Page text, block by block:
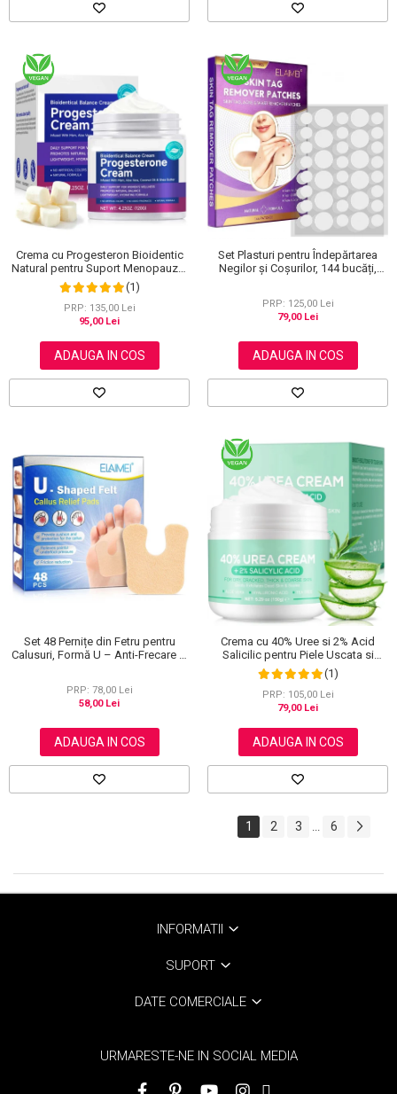
Crema cu Progesteron Bioidentic
Natural pentru Suport Menopauza,
Menstruatie si Echilibru Hormonal,
120 g
(1)
PRP: 135,00 Lei
95,00 Lei
ADAUGA IN COS
Set Plasturi pentru Îndepărtarea
Negilor și Coșurilor, 144 bucăți,
PRP: 125,00 Lei
79,00 Lei
ADAUGA IN COS
Set 48 Pernițe din Fetru pentru
Calusuri, Formă U – Anti-Frecare și
PRP: 78,00 Lei
58,00 Lei
ADAUGA IN COS
Crema cu 40% Uree si 2% Acid
Salicilic pentru Piele Uscata si
Crapata – Ingrijire Picioare si Maini,
150 g
(1)
PRP: 105,00 Lei
79,00 Lei
ADAUGA IN COS
1 2 3 6
INFORMATII
SUPORT
DATE COMERCIALE
URMARESTE-NE IN SOCIAL MEDIA